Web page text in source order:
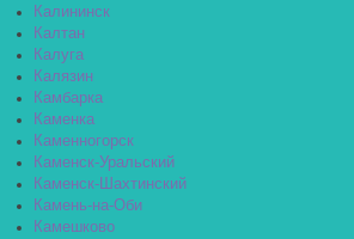
Калининск
Калтан
Калуга
Калязин
Камбарка
Каменка
Каменногорск
Каменск-Уральский
Каменск-Шахтинский
Камень-на-Оби
Камешково